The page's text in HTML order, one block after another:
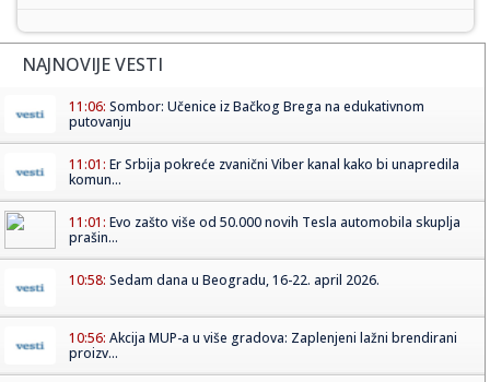
NAJNOVIJE VESTI
11:06: Sombor: Učenice iz Bačkog Brega na edukativnom
putovanju
11:01: Er Srbija pokreće zvanični Viber kanal kako bi unapredila
komun...
11:01: Evo zašto više od 50.000 novih Tesla automobila skuplja
prašin...
10:58: Sedam dana u Beogradu, 16-22. april 2026.
10:56: Akcija MUP-a u više gradova: Zaplenjeni lažni brendirani
proizv...